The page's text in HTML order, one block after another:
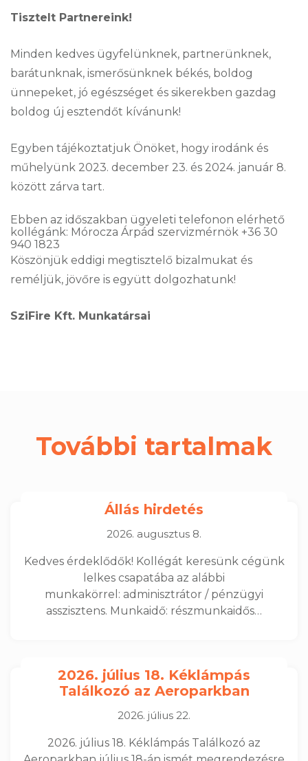
Tisztelt Partnereink!
Minden kedves ügyfelünknek, partnerünknek,
barátunknak, ismerősünknek békés, boldog
ünnepeket, jó egészséget és sikerekben gazdag
boldog új esztendőt kívánunk!
Egyben tájékoztatjuk Önöket, hogy irodánk és
műhelyünk 2023. december 23. és 2024. január 8.
között zárva tart.
Ebben az időszakban ügyeleti telefonon elérhető
kollégánk: Mórocza Árpád szervizmérnök +36 30
940 1823
Köszönjük eddigi megtisztelő bizalmukat és
reméljük, jövőre is együtt dolgozhatunk!
SziFire Kft. Munkatársai
További tartalmak
Állás hirdetés
2026. augusztus 8.
Kedves érdeklődők! Kollégát keresünk cégünk
lelkes csapatába az alábbi
munkakörrel: adminisztrátor / pénzügyi
asszisztens. Munkaidő: részmunkaidős…
2026. július 18. Kéklámpás
Találkozó az Aeroparkban
2026. július 22.
2026. július 18. Kéklámpás Találkozó az